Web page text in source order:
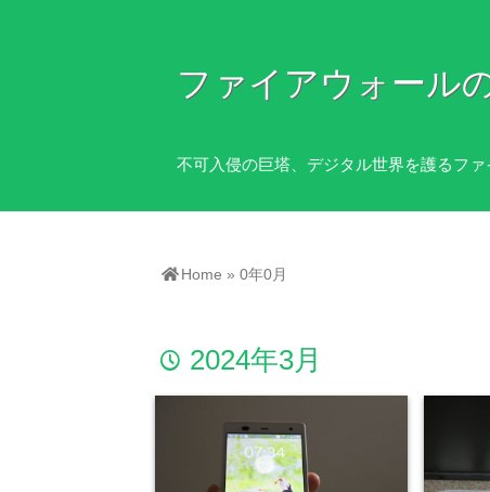
ファイアウォール
不可入侵の巨塔、デジタル世界を護るフ
Home » 0年0月
time 2024年3月